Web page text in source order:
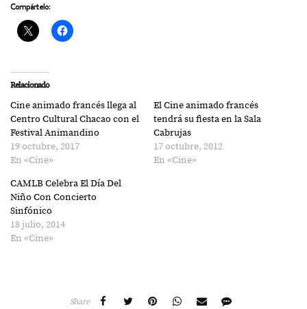
Compártelo:
Relacionado
Cine animado francés llega al
Centro Cultural Chacao con el
Festival Animandino
19 octubre, 2017
En «Cine»
El Cine animado francés
tendrá su fiesta en la Sala
Cabrujas
17 octubre, 2012
En «Cine»
CAMLB Celebra El Día Del
Niño Con Concierto
Sinfónico
18 julio, 2014
En «Cine»
Share